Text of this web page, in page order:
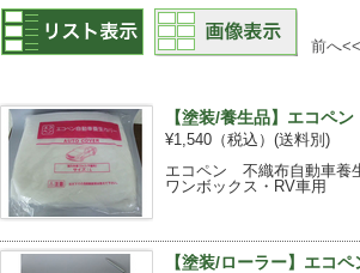
前へ<<
【塗装/養生品】エコ
¥1,540（税込） (送料別)
エコペン 不織布自動車養
ワンボックス・RV車用
【塗装/ローラー】エコ